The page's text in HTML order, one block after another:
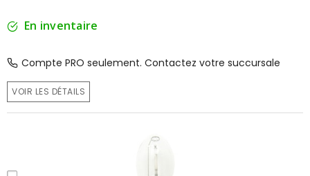
En inventaire
Compte PRO seulement. Contactez votre succursale
VOIR LES DÉTAILS